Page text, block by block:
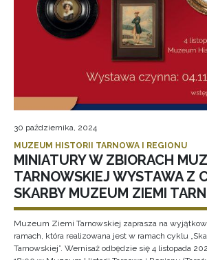
30 października, 2024
MUZEUM HISTORII TARNOWA I REGIONU
MINIATURY W ZBIORACH
TARNOWSKIEJ WYSTAWA Z
SKARBY MUZEUM ZIEMI
Muzeum Ziemi Tarnowskiej zaprasza na
ramach, która realizowana jest w ramach cyklu
Tarnowskiej”. Wernisaż odbędzie się 4 listopada